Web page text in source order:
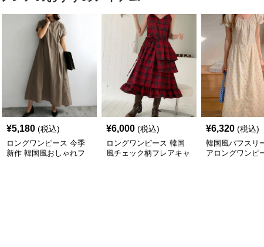
¥5,180 (税込)
ロングワンピース 今季
新作 韓国風おしゃれフ
¥6,000 (税込)
ロングワンピース 韓国
風チェック柄フレアキャ
¥6,320 (税込)
韓国風パフスリ
アロングワンピ